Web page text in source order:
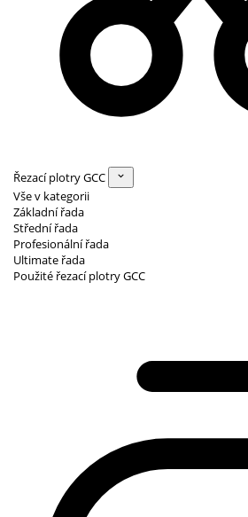
Řezací plotry GCC
Vše v kategorii
Základní řada
Střední řada
Profesionální řada
Ultimate řada
Použité řezací plotry GCC